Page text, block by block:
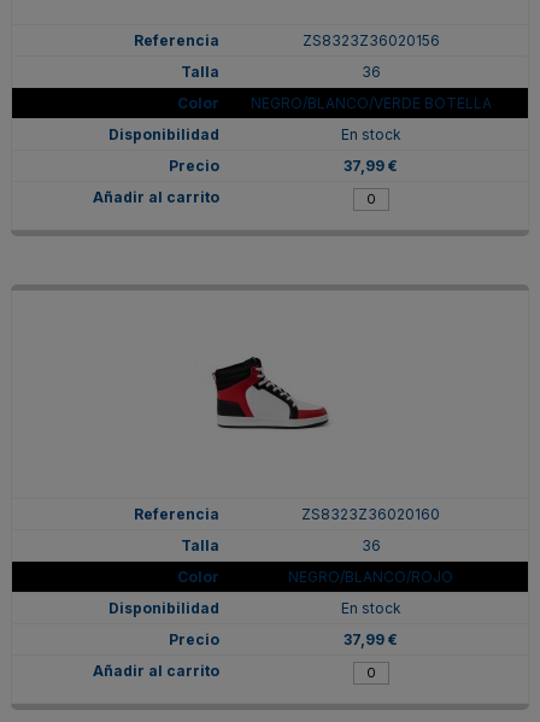
ZS8323Z36020156
36
NEGRO/BLANCO/VERDE BOTELLA
En stock
37,99 €
ZS8323Z36020160
36
NEGRO/BLANCO/ROJO
En stock
37,99 €